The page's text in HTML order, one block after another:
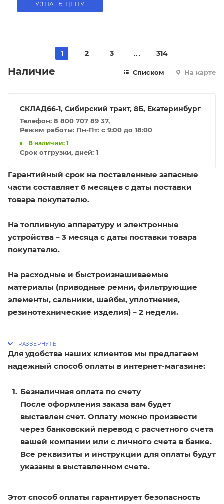
УЗНАТЬ ЦЕНУ
1 2 3 314
Наличие Списком На карте
СКЛАД66-1, Сибирский тракт, 8Б, Екатеринбург
Телефон: 8 800 707 89 37,
Режим работы: Пн-Пт: с 9:00 до 18:00
В наличии: 1
Срок отгрузки, дней: 1
Гарантийный срок на поставленные запасные
части составляет 6 месяцев с даты поставки
товара покупателю.
На топливную аппаратуру и электронные
устройства – 3 месяца с даты поставки товара
покупателю.
На расходные и быстроизнашиваемые
материалы (приводные ремни, фильтрующие
элементы, сальники, шайбы, уплотнения,
резинотехнические изделия) – 2 недели.
Для удобства наших клиентов мы предлагаем
надежный способ оплаты в интернет-магазине:
Безналичная оплата по счету
После оформления заказа вам будет
выставлен счет. Оплату можно произвести
через банковский перевод с расчетного счета
вашей компании или с личного счета в банке.
Все реквизиты и инструкции для оплаты будут
указаны в выставленном счете.
Этот способ оплаты гарантирует безопасность